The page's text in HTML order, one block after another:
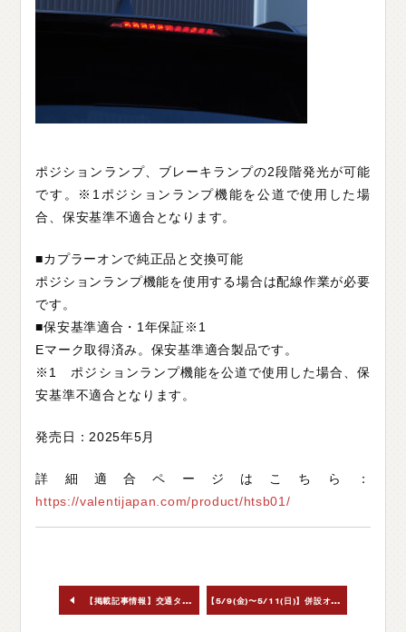
ポジションランプ、ブレーキランプの2段階発光が可能
です。※1ポジションランプ機能を公道で使用した場
合、保安基準不適合となります。
■カプラーオンで純正品と交換可能
ポジションランプ機能を使用する場合は配線作業が必要
です。
■保安基準適合・1年保証※1
Eマーク取得済み。保安基準適合製品です。
※1 ポジションランプ機能を公道で使用した場合、保
安基準不適合となります。
発売日：2025年5月
詳細適合ページはこちら：
https://valentijapan.com/product/htsb01/
【掲載記事情報】交通タイムス社 ワゴニスト2025年5月号vol.352 【
5/9(金)〜5/11(日)】併設オフィシャルショップ臨時休業のご案内